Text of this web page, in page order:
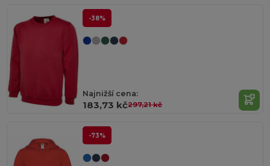
-38%
Najnižší cena:
183,73 kč297,21 kč
-73%